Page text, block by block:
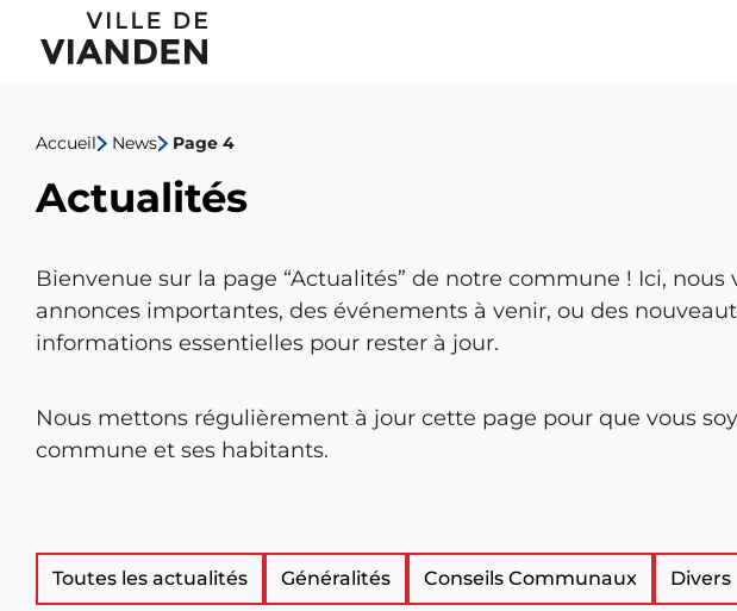
Actualités
Menu
navigation
principal
Accueil News Page 4
Actualités
Bienvenue sur la page “Actualités” de notre commune ! Ici,
annonces importantes, des événements à venir, ou des
informations essentielles pour rester à jour.
Nous mettons régulièrement à jour cette page pour que vous
commune et ses habitants.
ListeToutes les actualités Généralités Conseils Communaux Divers